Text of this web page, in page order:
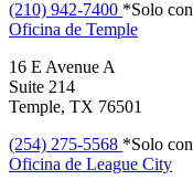
(210) 942-7400 *Solo
Oficina de Temple
16 E Avenue A
Suite 214
Temple, TX 76501
(254) 275-5568 *Solo
Oficina de League City